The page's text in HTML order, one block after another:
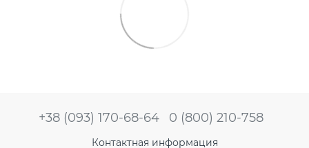
+38 (093) 170-68-64 0 (800) 210-758
Контактная информация